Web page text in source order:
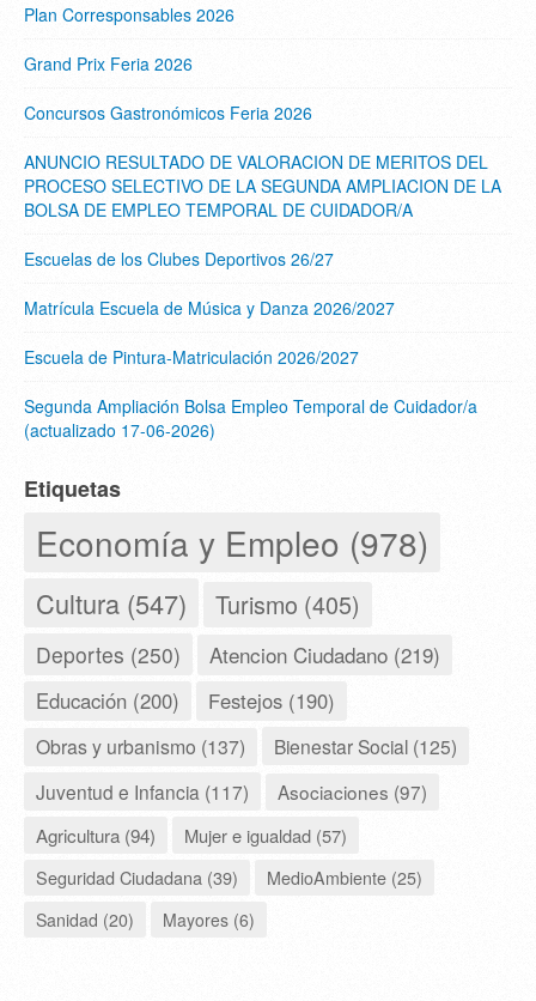
Plan Corresponsables 2026
Grand Prix Feria 2026
Concursos Gastronómicos Feria 2026
ANUNCIO RESULTADO DE VALORACION DE MERITOS DEL
PROCESO SELECTIVO DE LA SEGUNDA AMPLIACION DE LA
BOLSA DE EMPLEO TEMPORAL DE CUIDADOR/A
Escuelas de los Clubes Deportivos 26/27
Matrícula Escuela de Música y Danza 2026/2027
Escuela de Pintura-Matriculación 2026/2027
Segunda Ampliación Bolsa Empleo Temporal de Cuidador/a
(actualizado 17-06-2026)
Etiquetas
Economía y Empleo (978)
Cultura (547) Turismo (405)
Deportes (250) Atencion Ciudadano (219)
Educación (200) Festejos (190)
Obras y urbanismo (137)
Bienestar Social (125)
Juventud e Infancia (117)
Asociaciones (97)
Agricultura (94)
Mujer e igualdad (57)
Seguridad Ciudadana (39)
MedioAmbiente (25)
Sanidad (20)
Mayores (6)